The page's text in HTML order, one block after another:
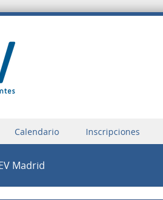
Calendario Inscripciones
Madrid